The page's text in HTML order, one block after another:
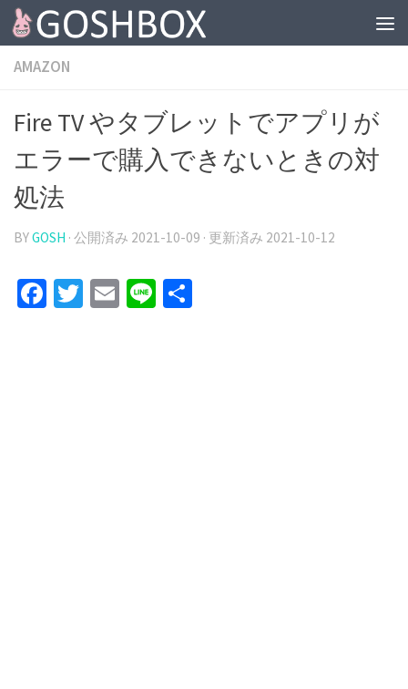
コンテンツへスキップ
AMAZON
Fire TV やタブレットでアプリが
エラーで購入できないときの対
処法
BYGOSH · 公開済み 2021-10-09 · 更新済み 2021-10-12
Facebook
Twitter
Email
Line